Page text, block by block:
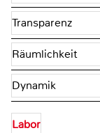
Transparenz
Räumlichkeit
Dynamik
Labor